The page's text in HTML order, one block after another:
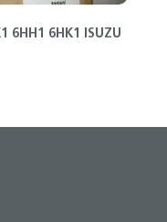
6HH1 6HK1 ISUZU